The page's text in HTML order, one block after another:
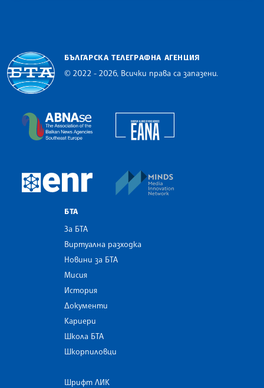
БЪЛГАРСКА ТЕЛЕГРАФНА АГЕНЦИЯ
© 2022 - 2026, Всички права са запазени.
The Assocoation of the Balkan News Agencies
European Newsroom
БТА
За БТА
Виртуална разходка
Новини за БТА
Мисия
История
Документи
Кариери
Школа БТА
Шкорпиловци
Шрифт ЛИК